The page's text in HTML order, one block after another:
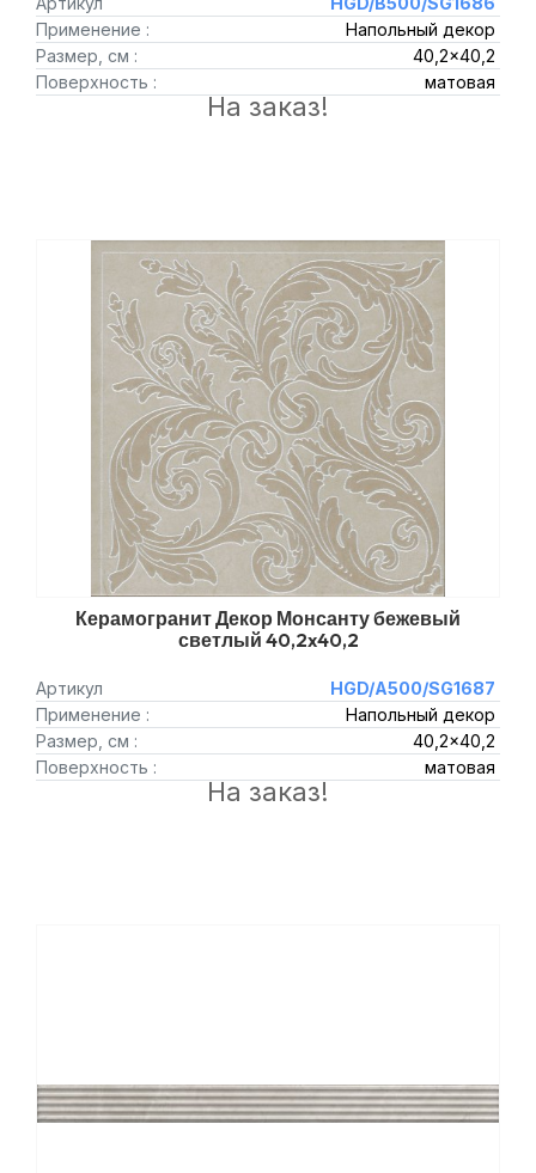
Применение :
Напольный декор
Размер, см :
40,2x40,2
Поверхность :
матовая
На заказ!
Керамогранит Декор Монсанту бежевый
светлый 40,2x40,2
Артикул
HGD/A500/SG1687
Применение :
Напольный декор
Размер, см :
40,2x40,2
Поверхность :
матовая
На заказ!